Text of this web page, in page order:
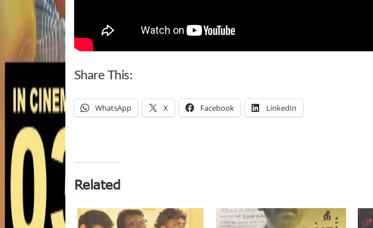
Share This:
WhatsApp X Facebook LinkedIn
Related